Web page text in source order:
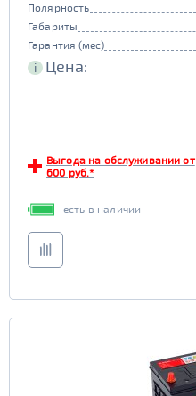
Полярность
Габариты
Гарантия (мес)
i Цена:
Выгода на обслуживании от
600 руб.*
есть в наличии